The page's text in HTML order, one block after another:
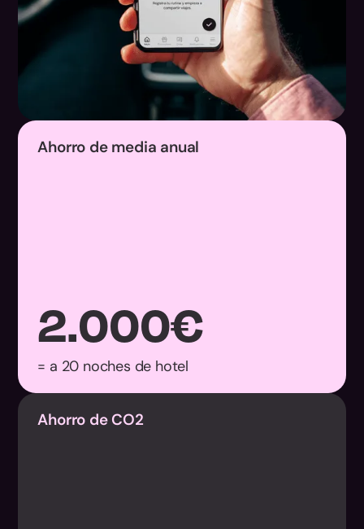
Ahorro de CO2
Ahorro de media anual
2.000€
= a 20 noches de hotel